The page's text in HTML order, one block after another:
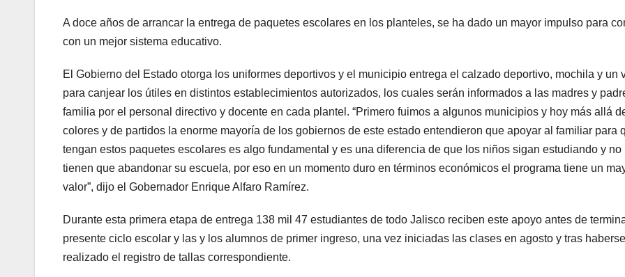
A doce años de arrancar la entrega de paquetes escolares en los planteles, se ha dado un mayor impulso para
con un mejor sistema educativo.
El Gobierno del Estado otorga los uniformes deportivos y el municipio entrega el calzado deportivo, mochila y un
para canjear los útiles en distintos establecimientos autorizados, los cuales serán informados a las madres y
familia por el personal directivo y docente en cada plantel. “Primero fuimos a algunos municipios y hoy más allá
colores y de partidos la enorme mayoría de los gobiernos de este estado entendieron que apoyar al familiar para
tengan estos paquetes escolares es algo fundamental y es una diferencia de que los niños sigan estudiando y no
tienen que abandonar su escuela, por eso en un momento duro en términos económicos el programa tiene un
valor”, dijo el Gobernador Enrique Alfaro Ramírez.
Durante esta primera etapa de entrega 138 mil 47 estudiantes de todo Jalisco reciben este apoyo antes de
presente ciclo escolar y las y los alumnos de primer ingreso, una vez iniciadas las clases en agosto y tras haberse
realizado el registro de tallas correspondiente.